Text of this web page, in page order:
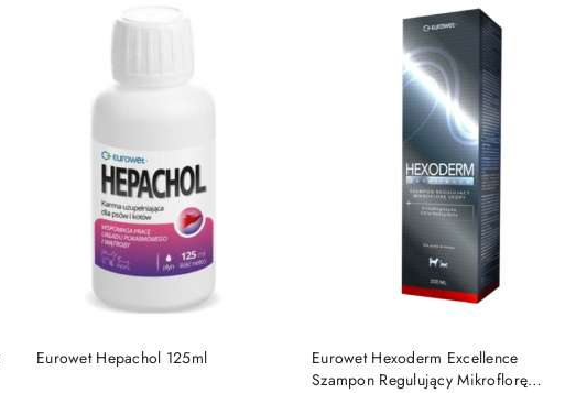
Eurowet Hepachol 125ml
DO KOSZYKA
Eurowet Hexoderm Excellence
Szampon Regulujący Mikroflorę
DO KOSZYKA